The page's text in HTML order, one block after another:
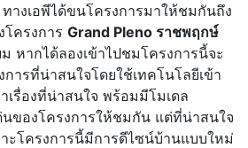
างเอพีได้ขนโครงการมาให้ชมกันถึง
โครงการ Grand Pleno ราชพฤกษ์
หากได้ลองเข้าไปชมโครงการนี้จะ
การที่น่าสนใจโดยใช้เทคโนโลยีเข้า
เรื่องที่น่าสนใจ พร้อมมีโมเดล
นของโครงการให้ชมกัน แต่ที่น่าสนใจ
ะโครงการนี้มีการดีไซน์บ้านแบบใหม่